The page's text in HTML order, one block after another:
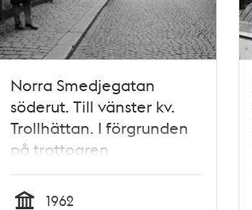
Norra Smedjegatan
söderut. Till vänster kv.
Trollhättan. I förgrunden
på trottoaren
bildredaktören Lennart
Lindqvist
1962